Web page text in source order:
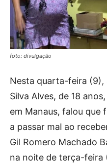
foto: divulgação
Nesta quarta-feira (9),
Silva Alves, de 18
em Manaus, falou que
a passar mal ao
Gil Romero Machado
na noite de terça-feira